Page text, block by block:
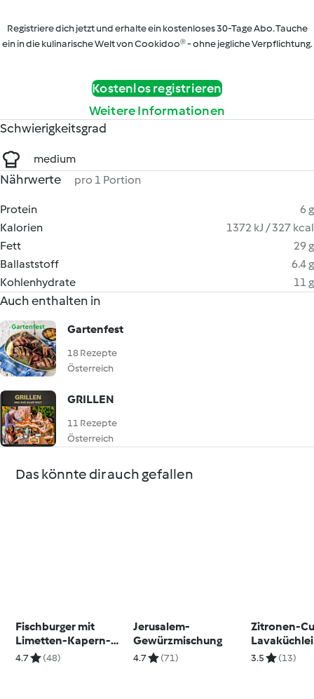
Registriere dich jetzt und erhalte ein kostenloses 30-Tage Abo. Tauche
ein in die kulinarische Welt von Cookidoo® - ohne jegliche Verpflichtung.
Kostenlos registrieren
Weitere Informationen
Schwierigkeitsgrad
medium
Nährwerte pro 1 Portion
Protein
6 g
Kalorien
1372 kJ / 327 kcal
Fett
29 g
Ballaststoff
6.4 g
Kohlenhydrate
11 g
Auch enthalten in
Gartenfest
18 Rezepte
Österreich
GRILLEN
11 Rezepte
Österreich
Das könnte dir auch gefallen
Fischburger mit
Limetten-Kapern-
Mayonnaise
4.7 (48)
Jerusalem-
Gewürzmischung
4.7 (71)
Zitronen-
3.5 (13)